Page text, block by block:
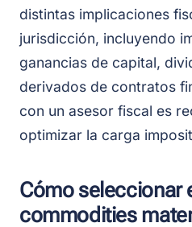
distintas implicaciones
jurisdicción, incluyendo
ganancias de capital,
derivados de contratos
con un asesor fiscal es
optimizar la carga
Cómo seleccionar
commodities